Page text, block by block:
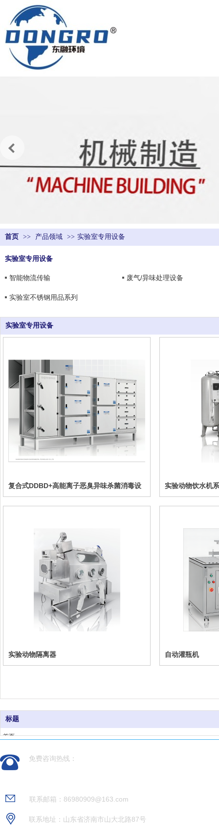
首页 >> 产品领域 >> 实验室专用设备
实验室专用设备
智能物流传输 废气/异味处理设备
实验室不锈钢用品系列
实验室专用设备
复合式DDBD+高能离子恶臭异味杀菌消毒设
备
实验动物饮水机
实验动物隔离器 自动灌瓶机
标题
首页
新闻动态
案例展示
免费咨询热线：
联系邮箱：86980909@163.com
联系地址：山东省济南市山大北路87号